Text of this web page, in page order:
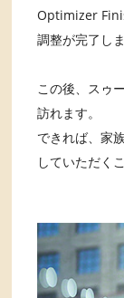
Optimizer
調整が完了しま
この後、スゥ
訪れます。
できれば、家
していただく